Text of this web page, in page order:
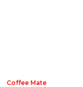
Coffee Mate